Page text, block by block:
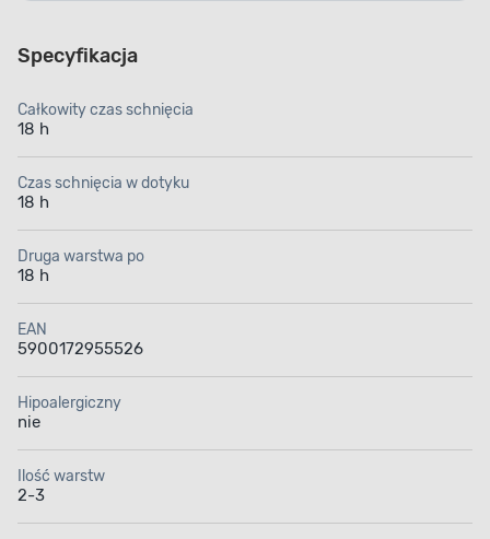
pon nałożeniu są wysoce odporne na działanie
warunków atmosferycznych i uszkodzenia
16 m² / l, a jej całkowity czas schnięcia to 18 h.
Duża przyczepność
do malowanych
na czynniki
Aplikacja farby
Specyfikacja
Całkowity czas schnięcia
18 h
Czas schnięcia w dotyku
18 h
Druga warstwa po
18 h
EAN
5900172955526
Hipoalergiczny
nie
Ilość warstw
2-3